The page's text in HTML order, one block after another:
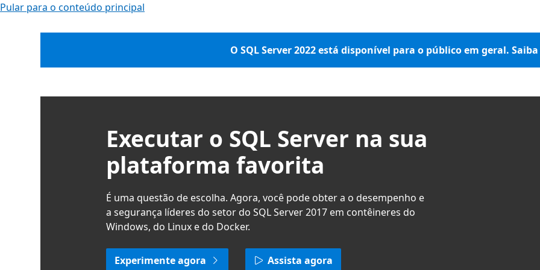
Pular para o conteúdo principal
O SQL Server 2022 está disponível para o público em geral.
Executar o SQL Server na sua
plataforma favorita
É uma questão de escolha. Agora, você pode obter a o desempenho e
a segurança líderes do setor do SQL Server 2017 em contêineres do
Windows, do Linux e do Docker.
Experimente agora Assista agora